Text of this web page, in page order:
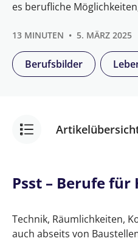
es berufliche
Berufsbilder
13 MINUTEN 5. MÄRZ 2025
Psst – Berufe für
Was bedeutet
Psst – Berufe für
Technik, Räumlichkeiten,
auch abseits von